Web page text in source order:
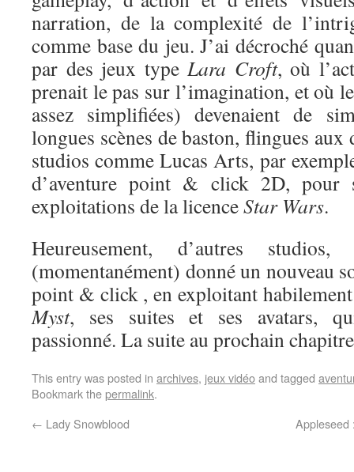
narration, de la complexité de
comme base du jeu. J’ai décroché
par des jeux type Lara Croft, où
prenait le pas sur l’imagination, et où
assez simplifiées) devenaient de
longues scènes de baston, flingues
studios comme Lucas Arts, par
d’aventure point & click 2D, pour
exploitations de la licenceStar Wars.
Heureusement, d’autres
(momentanément) donné un nouveau
point & click , en exploitant
Myst, ses suites et ses avatars,
passionné. La suite au prochain
This entry was posted in archives, jeux vidéoand tagged
Bookmark thepermalink.
← Lady Snowblood Appleseed